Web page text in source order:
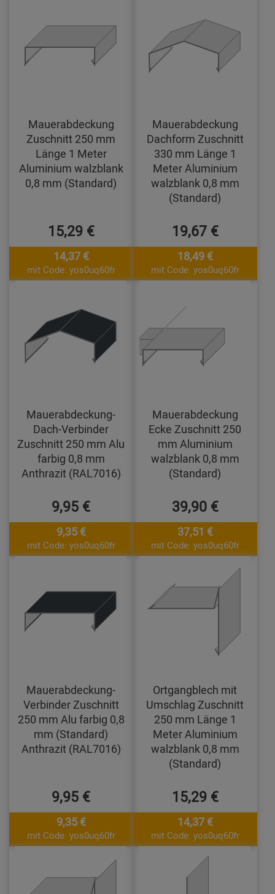
Mauerabdeckung
Zuschnitt 250 mm
Länge 1 Meter
Aluminium walzblank
0,8 mm (Standard)
15,29 €
14,37 €
mit Code: yos0uq60fr
Mauerabdeckung
Dachform Zuschnitt
330 mm Länge 1
Meter Aluminium
walzblank 0,8 mm
(Standard)
19,67 €
18,49 €
mit Code: yos0uq60fr
Mauerabdeckung-
Dach-Verbinder
Zuschnitt 250 mm Alu
farbig 0,8 mm
Anthrazit (RAL7016)
9,95 €
9,35 €
mit Code: yos0uq60fr
Mauerabdeckung
Ecke Zuschnitt 250
mm Aluminium
walzblank 0,8 mm
(Standard)
39,90 €
37,51 €
mit Code: yos0uq60fr
Mauerabdeckung-
Verbinder Zuschnitt
250 mm Alu farbig 0,8
mm (Standard)
Anthrazit (RAL7016)
9,95 €
9,35 €
mit Code: yos0uq60fr
Ortgangblech mit
Umschlag Zuschnitt
250 mm Länge 1
Meter Aluminium
walzblank 0,8 mm
(Standard)
15,29 €
14,37 €
mit Code: yos0uq60fr